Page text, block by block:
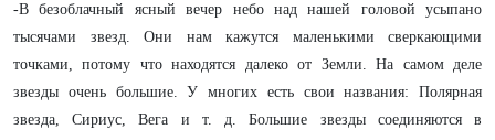
-В безоблачный ясный вечер небо над нашей головой усыпано
тысячами звезд. Они нам кажутся маленькими сверкающими
точками, потому что находятся далеко от Земли. На самом деле
звезды очень большие. У многих есть свои названия: Полярная
звезда, Сириус, Вега и т. д. Большие звезды соединяются в